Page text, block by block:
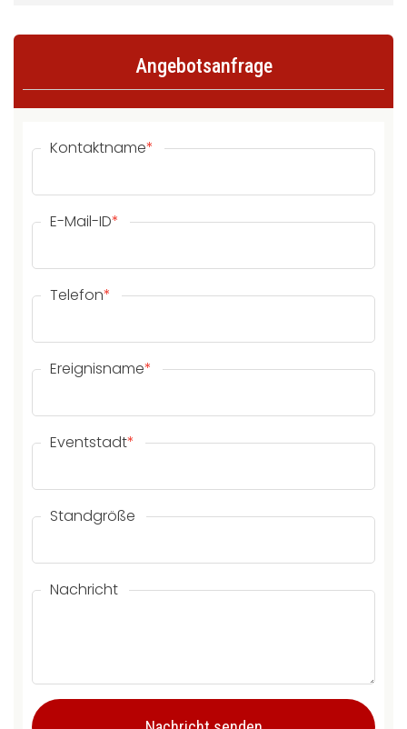
Angebotsanfrage
Kontaktname*
E-Mail-ID*
Telefon*
Ereignisname*
Eventstadt*
Standgröße
Nachricht